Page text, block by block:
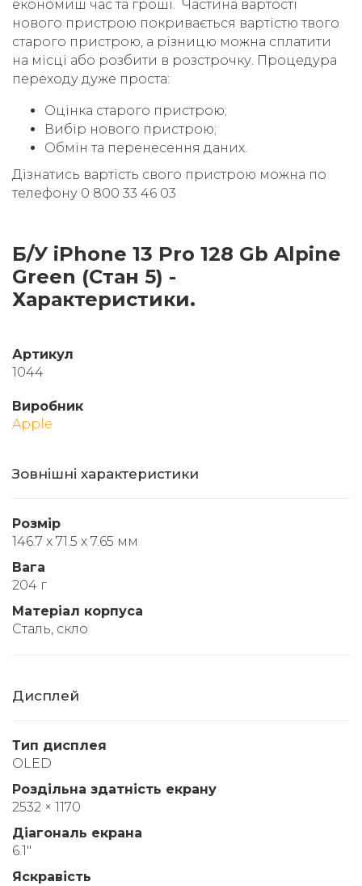
економиш час та гроші. Частина вартості
нового пристрою покривається вартістю твого
старого пристрою, а різницю можна сплатити
на місці або розбити в розстрочку. Процедура
переходу дуже проста:
Оцінка старого пристрою;
Вибір нового пристрою;
Обмін та перенесення даних.
Дізнатись вартість свого пристрою можна по
телефону 0 800 33 46 03
Б/У iPhone 13 Pro 128 Gb Alpine
Green (Стан 5) -
Характеристики.
Артикул
1044
Виробник
Apple
Зовнішні характеристики
Розмір
146.7 x 71.5 x 7.65 мм
Вага
204 г
Матеріал корпуса
Сталь, скло
Дисплей
Тип дисплея
OLED
Роздільна здатність екрану
2532 × 1170
Діагональ екрана
6.1"
Яскравість